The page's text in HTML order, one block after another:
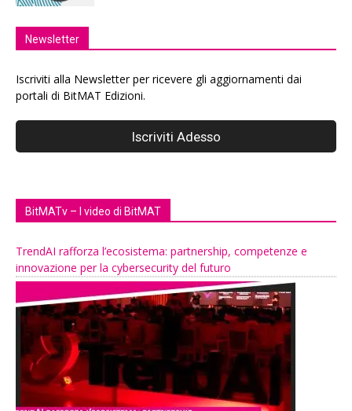
Newsletter
Iscriviti alla Newsletter per ricevere gli aggiornamenti dai
portali di BitMAT Edizioni.
BitMATv – I video di BitMAT
TrendAI rafforza l’ecosistema: partnership, competenze e
innovazione per la cybersecurity del futuro